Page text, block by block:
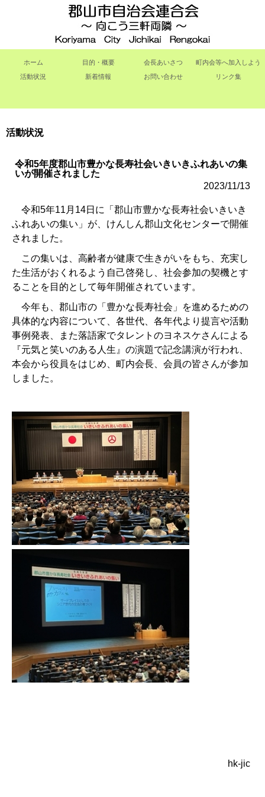
ホーム 目的・概要 会長あいさつ
町内会等へ加入しよう
活動状況
新着情報 お問い合わせ リンク集
活動状況
令和5年度郡山市豊かな長寿社会いきいきふれあいの集
いが開催されました
2023/11/13
令和5年11月14日に「郡山市豊かな長寿社会いきいき
ふれあいの集い」が、けんしん郡山文化センターで開催
されました。
この集いは、高齢者が健康で生きがいをもち、充実し
た生活がおくれるよう自己啓発し、社会参加の契機とす
ることを目的として毎年開催されています。
今年も、郡山市の「豊かな長寿社会」を進めるための
具体的な内容について、各世代、各年代より提言や活動
事例発表、また落語家でタレントのヨネスケさんによる
『元気と笑いのある人生』の演題で記念講演が行われ、
本会から役員をはじめ、町内会長、会員の皆さんが参加
しました。
hk-jic